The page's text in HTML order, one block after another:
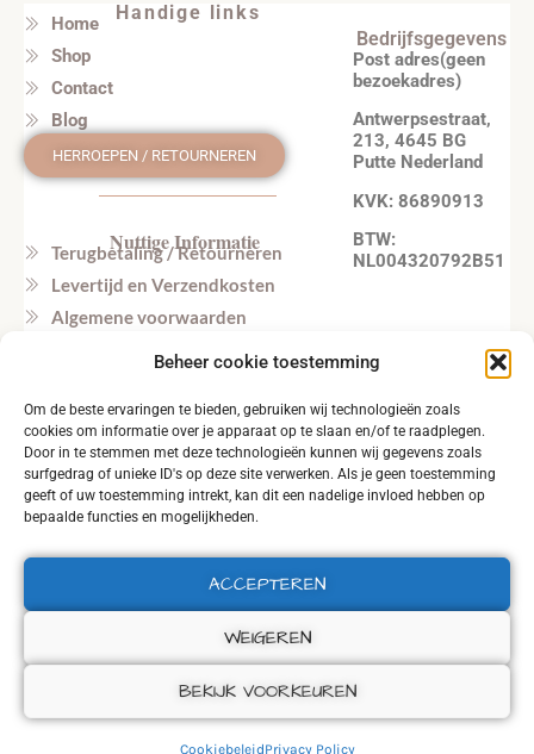
Beheer cookie toestemming
Om de beste ervaringen te bieden, gebruiken wij technologieën zoals
cookies om informatie over je apparaat op te slaan en/of te raadplegen.
Door in te stemmen met deze technologieën kunnen wij gegevens zoals
surfgedrag of unieke ID's op deze site verwerken. Als je geen toestemming
geeft of uw toestemming intrekt, kan dit een nadelige invloed hebben op
bepaalde functies en mogelijkheden.
ACCEPTEREN
WEIGEREN
BEKIJK VOORKEUREN
CookiebeleidPrivacy Policy
Handige links
Home
Shop
Contact
Blog
HERROEPEN / RETOURNEREN
Nuttige Informatie
Terugbetaling / Retourneren
Levertijd en Verzendkosten
Algemene voorwaarden
Tel. NL: +31164603172 (NL, EN)
Tel. BE: +32495219857 (NL, EN)
Bedrijfsgegevens
Post adres(geen
bezoekadres)
Antwerpsestraat,
213, 4645 BG
Putte Nederland
KVK: 86890913
BTW:
NL004320792B51
2026 © ALL RIGHTS RESERVED.